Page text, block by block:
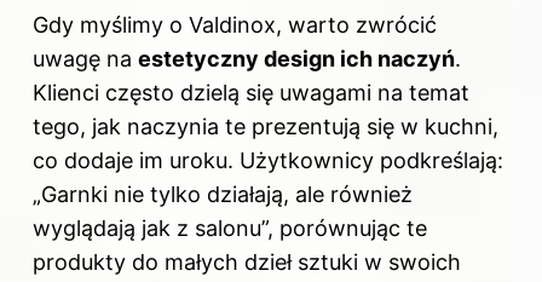
Gdy myślimy o Valdinox, warto zwrócić
uwagę na estetyczny design ich naczyń.
Klienci często dzielą się uwagami na temat
tego, jak naczynia te prezentują się w kuchni,
co dodaje im uroku. Użytkownicy podkreślają:
„Garnki nie tylko działają, ale również
wyglądają jak z salonu”, porównując te
produkty do małych dzieł sztuki w swoich